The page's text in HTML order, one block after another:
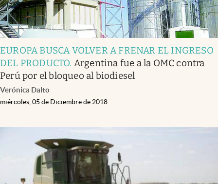
EUROPA BUSCA VOLVER A FRENAR EL INGRESO
DEL PRODUCTO. Argentina fue a la OMC contra
Perú por el bloqueo al biodiesel
Verónica Dalto
miércoles, 05 de Diciembre de 2018